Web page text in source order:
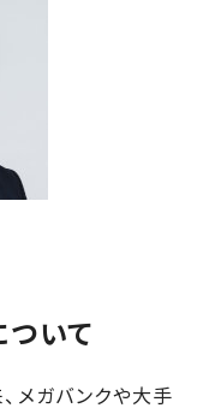
いて
メガバンクや大手